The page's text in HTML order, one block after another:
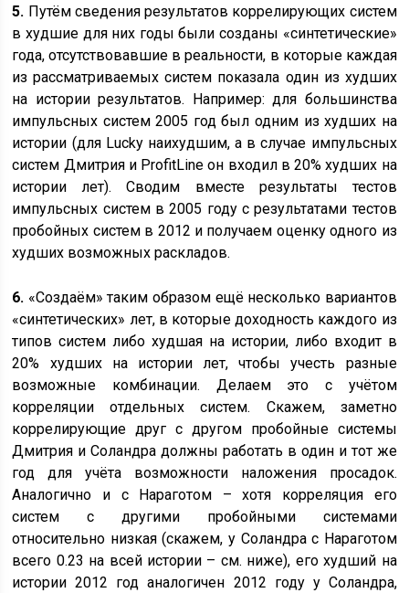
5. Путём сведения результатов коррелирующих систем
в худшие для них годы были созданы «синтетические»
года, отсутствовавшие в реальности, в которые каждая
из рассматриваемых систем показала один из худших
на истории результатов. Например: для большинства
импульсных систем 2005 год был одним из худших на
истории (для Lucky наихудшим, а в случае импульсных
систем Дмитрия и ProfitLine он входил в 20% худших на
истории лет). Сводим вместе результаты тестов
импульсных систем в 2005 году с результатами тестов
пробойных систем в 2012 и получаем оценку одного из
худших возможных раскладов.
6. «Создаём» таким образом ещё несколько вариантов
«синтетических» лет, в которые доходность каждого из
типов систем либо худшая на истории, либо входит в
20% худших на истории лет, чтобы учесть разные
возможные комбинации. Делаем это с учётом
корреляции отдельных систем. Скажем, заметно
коррелирующие друг с другом пробойные системы
Дмитрия и Соландра должны работать в один и тот же
год для учёта возможности наложения просадок.
Аналогично и с Нараготом – хотя корреляция его
систем с другими пробойными системами
относительно низкая (скажем, у Соландра с Нараготом
всего 0.23 на всей истории – см. ниже), его худший на
истории 2012 год аналогичен 2012 году у Соландра,